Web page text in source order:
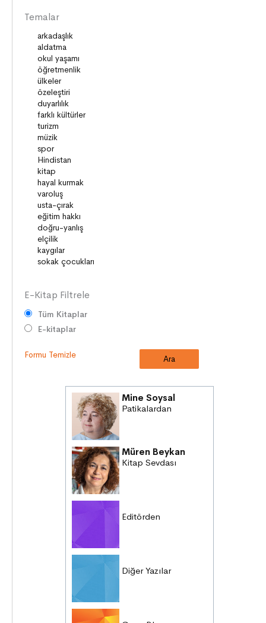
DİLİMİZİN ZENGİNLİĞİ
KİŞİSEL GELİŞİM
SAĞLIK
MİLLİ MÜCADELE
OKUMA KÜLTÜRÜ
GELENEKLER
ERDEMLER
DESTANLAR
SANAT
DEĞERLERİMİZ
ÇOCUK DÜNYASI
TARİH
VATANDAŞLIK
MİLLİ KÜLTÜR
DUYGULAR
HAYAL GÜCÜ
Temalar
E-Kitap Filtrele
Tüm Kitaplar
E-kitaplar
Formu Temizle
Mine Soysal
Patikalardan
Müren Beykan
Kitap Sevdası
Editörden
Diğer Yazılar